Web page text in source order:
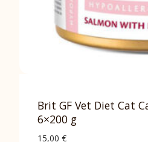
Brit GF Vet Diet Cat
6×200 g
15,00 €